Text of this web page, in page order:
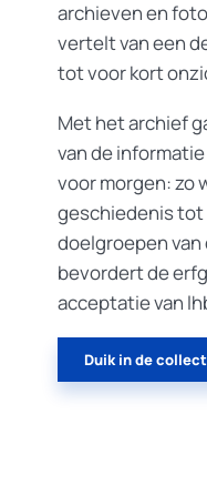
archieven en
vertelt van een
tot voor kort
Met het archief
van de
voor morgen: zo
geschiedenis tot
doelgroepen
bevordert de
acceptatie van
Duik in de